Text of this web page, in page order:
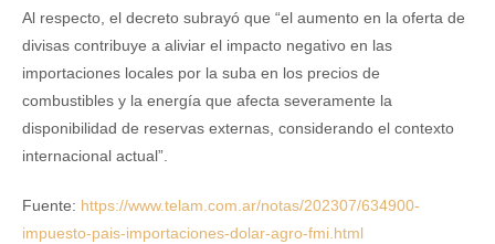
Al respecto, el decreto subrayó que “el aumento en la oferta de
divisas contribuye a aliviar el impacto negativo en las
importaciones locales por la suba en los precios de
combustibles y la energía que afecta severamente la
disponibilidad de reservas externas, considerando el contexto
internacional actual”.
Fuente: https://www.telam.com.ar/notas/202307/634900-
impuesto-pais-importaciones-dolar-agro-fmi.html